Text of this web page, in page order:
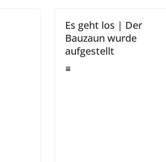
Es geht los | Der
Bauzaun wurde
aufgestellt